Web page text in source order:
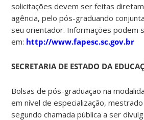
solicitações devem ser feitas
agência, pelo pós-graduando
seu orientador. Informações podem
em: http://www.fapesc.sc.gov.br
SECRETARIA DE ESTADO DA
Bolsas de pós-graduação na
em nível de especialização,
segundo chamada pública a ser